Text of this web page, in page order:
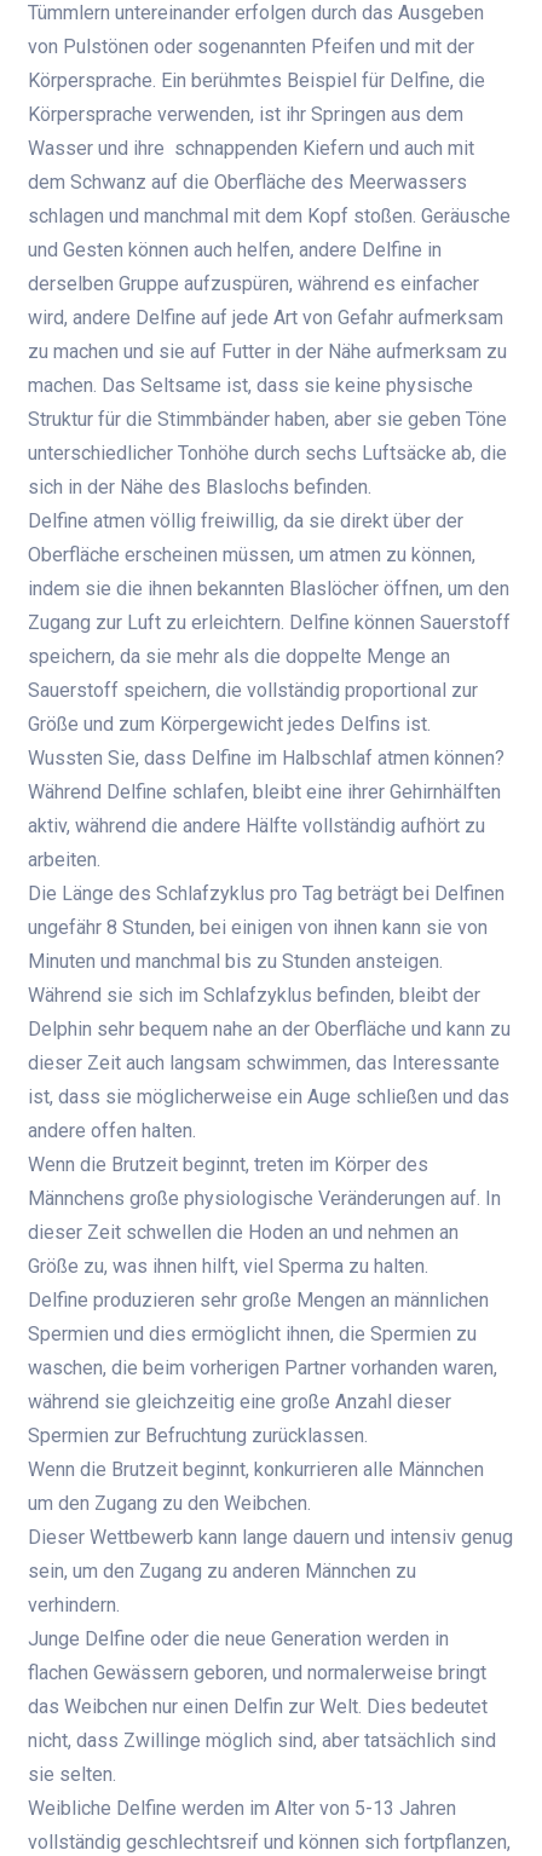
Tümmlern untereinander erfolgen durch das Ausgeben
von Pulstönen oder sogenannten Pfeifen und mit der
Körpersprache. Ein berühmtes Beispiel für Delfine, die
Körpersprache verwenden, ist ihr Springen aus dem
Wasser und ihre schnappenden Kiefern und auch mit
dem Schwanz auf die Oberfläche des Meerwassers
schlagen und manchmal mit dem Kopf stoßen. Geräusche
und Gesten können auch helfen, andere Delfine in
derselben Gruppe aufzuspüren, während es einfacher
wird, andere Delfine auf jede Art von Gefahr aufmerksam
zu machen und sie auf Futter in der Nähe aufmerksam zu
machen. Das Seltsame ist, dass sie keine physische
Struktur für die Stimmbänder haben, aber sie geben Töne
unterschiedlicher Tonhöhe durch sechs Luftsäcke ab, die
sich in der Nähe des Blaslochs befinden.
Delfine atmen völlig freiwillig, da sie direkt über der
Oberfläche erscheinen müssen, um atmen zu können,
indem sie die ihnen bekannten Blaslöcher öffnen, um den
Zugang zur Luft zu erleichtern. Delfine können Sauerstoff
speichern, da sie mehr als die doppelte Menge an
Sauerstoff speichern, die vollständig proportional zur
Größe und zum Körpergewicht jedes Delfins ist.
Wussten Sie, dass Delfine im Halbschlaf atmen können?
Während Delfine schlafen, bleibt eine ihrer Gehirnhälften
aktiv, während die andere Hälfte vollständig aufhört zu
arbeiten.
Die Länge des Schlafzyklus pro Tag beträgt bei Delfinen
ungefähr 8 Stunden, bei einigen von ihnen kann sie von
Minuten und manchmal bis zu Stunden ansteigen.
Während sie sich im Schlafzyklus befinden, bleibt der
Delphin sehr bequem nahe an der Oberfläche und kann zu
dieser Zeit auch langsam schwimmen, das Interessante
ist, dass sie möglicherweise ein Auge schließen und das
andere offen halten.
Wenn die Brutzeit beginnt, treten im Körper des
Männchens große physiologische Veränderungen auf. In
dieser Zeit schwellen die Hoden an und nehmen an
Größe zu, was ihnen hilft, viel Sperma zu halten.
Delfine produzieren sehr große Mengen an männlichen
Spermien und dies ermöglicht ihnen, die Spermien zu
waschen, die beim vorherigen Partner vorhanden waren,
während sie gleichzeitig eine große Anzahl dieser
Spermien zur Befruchtung zurücklassen.
Wenn die Brutzeit beginnt, konkurrieren alle Männchen
um den Zugang zu den Weibchen.
Dieser Wettbewerb kann lange dauern und intensiv genug
sein, um den Zugang zu anderen Männchen zu
verhindern.
Junge Delfine oder die neue Generation werden in
flachen Gewässern geboren, und normalerweise bringt
das Weibchen nur einen Delfin zur Welt. Dies bedeutet
nicht, dass Zwillinge möglich sind, aber tatsächlich sind
sie selten.
Weibliche Delfine werden im Alter von 5-13 Jahren
vollständig geschlechtsreif und können sich fortpflanzen,